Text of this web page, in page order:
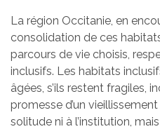
La région Occitanie, en
consolidation de ces
parcours de vie choisis,
inclusifs. Les habitats
âgées, s’ils restent fragiles,
promesse d’un
solitude ni à l’institution,